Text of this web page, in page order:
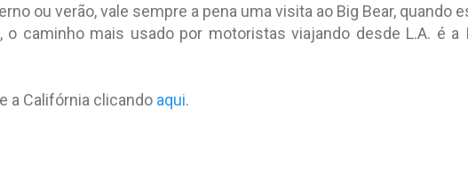
ou verão, vale sempre a pena uma visita ao Big Bear, quando
o caminho mais usado por motoristas viajando desde L.A. é a
a Califórnia clicando aqui.